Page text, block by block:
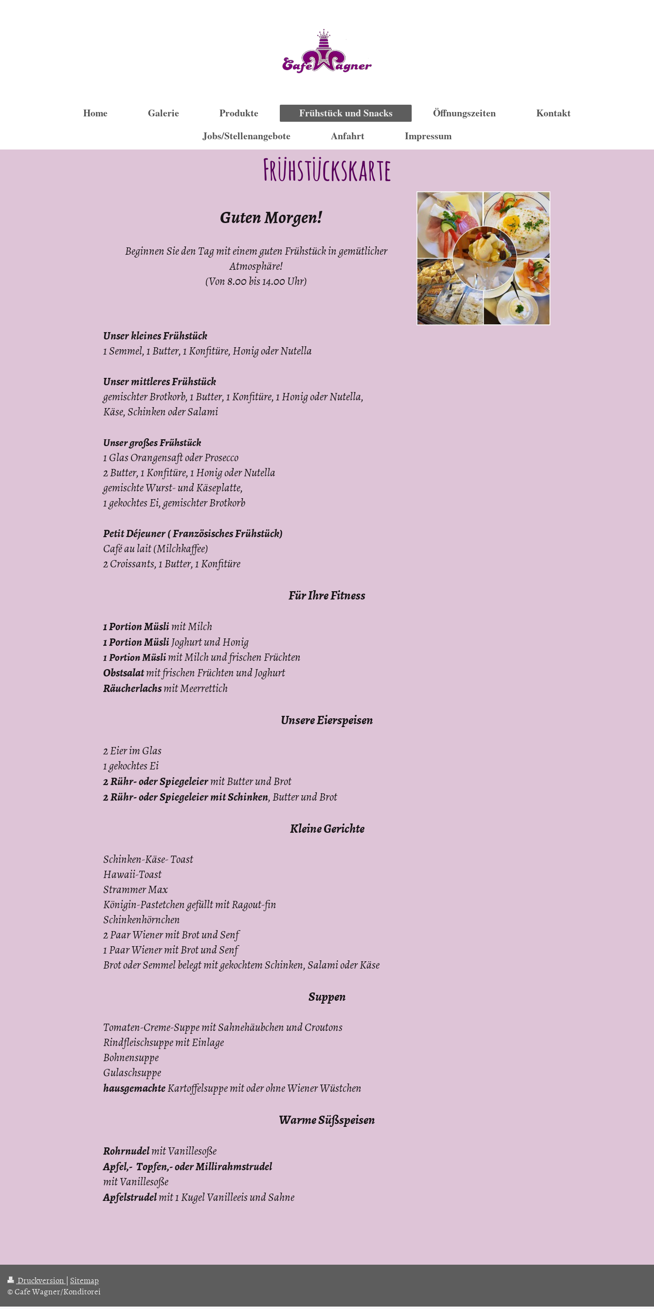
Home Galerie Produkte Frühstück und Snacks Öffnungszeiten
Kontakt
Jobs/Stellenangebote
Anfahrt Impressum
Frühstückskarte
Guten Morgen!
Beginnen Sie den Tag mit einem guten Frühstück in gemütlicher
Atmosphäre!
(Von 8.00 bis 14.00 Uhr)
Unser kleines Frühstück
1 Semmel, 1 Butter, 1 Konfitüre, Honig oder Nutella
Unser mittleres Frühstück
gemischter Brotkorb, 1 Butter, 1 Konfitüre, 1 Honig oder Nutella,
Käse, Schinken oder Salami
Unser großes Frühstück
1 Glas Orangensaft oder Prosecco
2 Butter, 1 Konfitüre, 1 Honig oder Nutella
gemischte Wurst- und Käseplatte,
1 gekochtes Ei, gemischter Brotkorb
Petit Déjeuner ( Französisches Frühstück)
Café au lait (Milchkaffee)
2 Croissants, 1 Butter, 1 Konfitüre
Für Ihre Fitness
1 Portion Müslimit Milch
1 Portion MüsliJoghurt und Honig
1 Portion Müslimit Milch und frischen Früchten
Obstsalatmit frischen Früchten und Joghurt
Räucherlachsmit Meerrettich
Unsere Eierspeisen
2 Eier im Glas
1 gekochtes Ei
2 Rühr- oder Spiegeleiermit Butter und Brot
2 Rühr- oder Spiegeleier mit Schinken, Butter und Brot
Kleine Gerichte
Schinken-Käse- Toast
Hawaii-Toast
Strammer Max
Königin-Pastetchen gefüllt mit Ragout-fin
Schinkenhörnchen
2 Paar Wiener mit Brot und Senf
1 Paar Wiener mit Brot und Senf
Brot oder Semmel belegt mit gekochtem Schinken, Salami oder Käse
Suppen
Tomaten-Creme-Suppe mit Sahnehäubchen und Croutons
Rindfleischsuppe mit Einlage
Bohnensuppe
Gulaschsuppe
hausgemachteKartoffelsuppe mit oder ohne Wiener Wüstchen
Warme Süßspeisen
Rohrnudelmit Vanillesoße
Apfel,- Topfen,- oder Millirahmstrudel
mit Vanillesoße
Apfelstrudelmit 1 Kugel Vanilleeis und Sahne
Druckversion | Sitemap
© Cafe Wagner/Konditorei